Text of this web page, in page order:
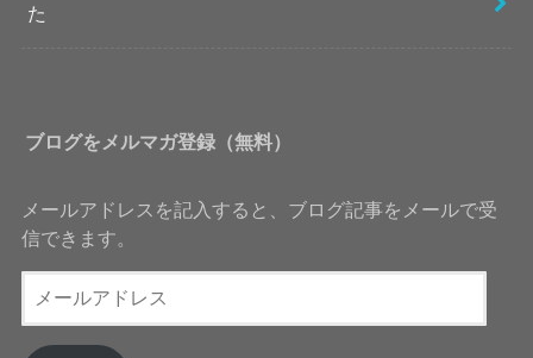
た
ブログをメルマガ登録（無料）
メールアドレスを記入すると、ブログ記事をメールで受
信できます。
ー